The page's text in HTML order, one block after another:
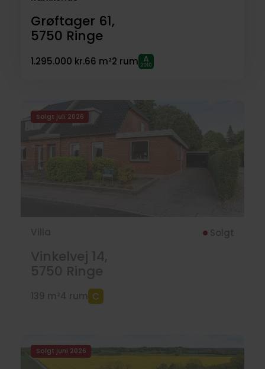
Grøftager 61,
5750 Ringe
1.295.000 kr.66 m²2 rum
Solgt juli 2026
Solgt juni 2026